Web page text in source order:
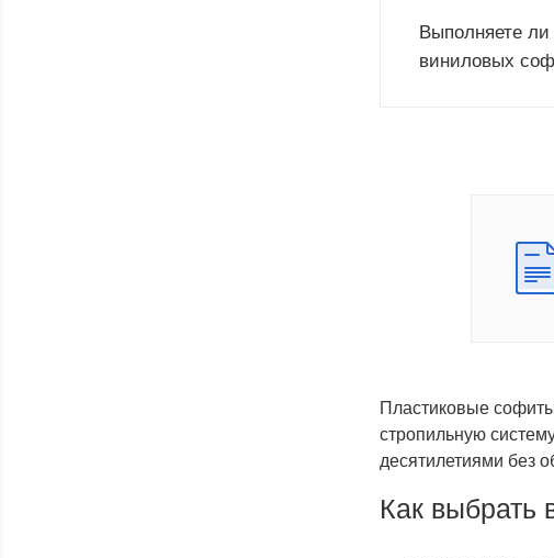
Выполняете
виниловых
Пластиковые
стропильную
десятилетиями без
Как выбрать